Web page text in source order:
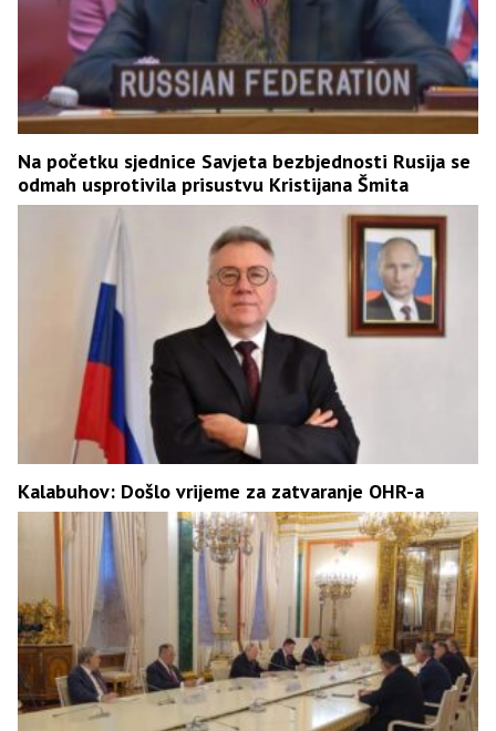
Na početku sjednice Savjeta bezbjednosti Rusija se
odmah usprotivila prisustvu Kristijana Šmita
Kalabuhov: Došlo vrijeme za zatvaranje OHR-a